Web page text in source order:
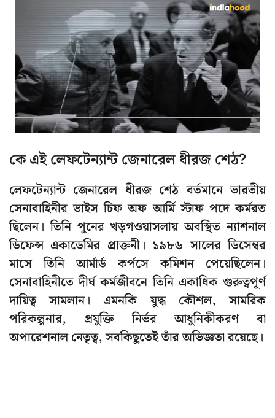
কে এই লেফটেন্যান্ট জেনারেল ধীরজ শেঠ?
লেফটেন্যান্ট জেনারেল ধীরজ শেঠ বর্তমানে ভারতীয়
সেনাবাহিনীর ভাইস চিফ অফ আর্মি স্টাফ পদে কর্মরত
ছিলেন। তিনি পুনের খড়গওয়াসলায় অবস্থিত ন্যাশনাল
ডিফেন্স একাডেমির প্রাক্তনী। ১৯৮৬ সালের ডিসেম্বর
মাসে তিনি আর্মার্ড কর্পসে কমিশন পেয়েছিলেন।
সেনাবাহিনীতে দীর্ঘ কর্মজীবনে তিনি একাধিক গুরুত্বপূর্ণ
দায়িত্ব সামলান। এমনকি যুদ্ধ কৌশল, সামরিক
পরিকল্পনার, প্রযুক্তি নির্ভর আধুনিকীকরণ বা
অপারেশনাল নেতৃত্ব, সবকিছুতেই তাঁর অভিজ্ঞতা রয়েছে।